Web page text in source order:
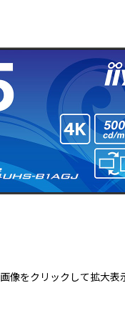
画像をクリックして拡大表